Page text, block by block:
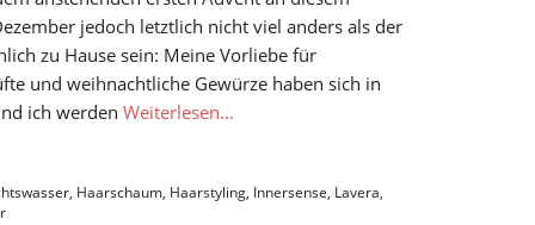
jedoch letztlich nicht viel anders als der
zu Hause sein: Meine Vorliebe für
und weihnachtliche Gewürze haben sich in
ich werden Weiterlesen…
, Haarschaum, Haarstyling, Innersense, Lavera,